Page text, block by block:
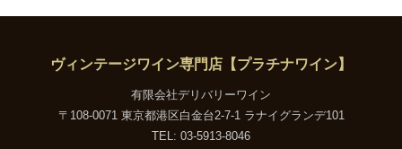
ヴィンテージワイン専門店【プラチナワイン】
有限会社デリバリーワイン
〒108-0071 東京都港区白金台2-7-1 ラナイグランデ101
TEL: 03-5913-8046